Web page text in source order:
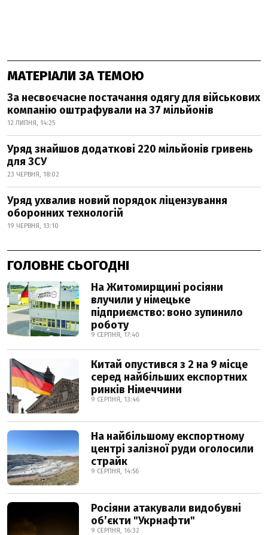
МАТЕРІАЛИ ЗА ТЕМОЮ
За несвоєчасне постачання одягу для військових
компанію оштрафували на 37 мільйонів
12 ЛИПНЯ, 14:25
Уряд знайшов додаткові 220 мільйонів гривень
для ЗСУ
23 ЧЕРВНЯ, 18:02
Уряд ухвалив новий порядок ліцензування
оборонних технологій
19 ЧЕРВНЯ, 13:10
ГОЛОВНЕ СЬОГОДНІ
На Житомирщині росіяни
влучили у німецьке
підприємство: воно зупинило
роботу
9 СЕРПНЯ, 17:40
Китай опустився з 2 на 9 місце
серед найбільших експортних
ринків Німеччини
9 СЕРПНЯ, 13:46
На найбільшому експортному
центрі залізної руди оголосили
страйк
9 СЕРПНЯ, 14:56
Росіяни атакували видобувні
обʼєкти "Укрнафти"
9 СЕРПНЯ, 16:32